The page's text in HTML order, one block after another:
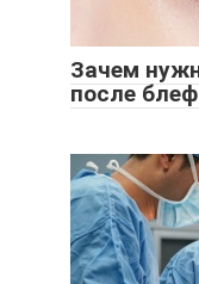
Зачем
после